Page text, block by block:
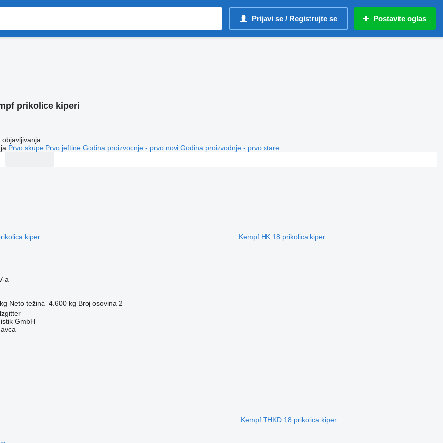
Prijavi se / Registrujte se Postavite oglas
prikolice kiperi
objavljivanja
Prvo skupe Prvo jeftine Godina proizvodnje - prvo novi Godina proizvodnje - prvo stare
Kempf HK 18 prikolica kiper
a
Neto težina 4.600 kg Broj osovina 2
GmbH
Kempf THKD 18 prikolica kiper